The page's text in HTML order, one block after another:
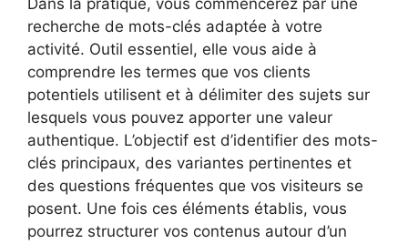
Dans la pratique, vous commencerez par une
recherche de mots-clés adaptée à votre
activité. Outil essentiel, elle vous aide à
comprendre les termes que vos clients
potentiels utilisent et à délimiter des sujets sur
lesquels vous pouvez apporter une valeur
authentique. L’objectif est d’identifier des mots-
clés principaux, des variantes pertinentes et
des questions fréquentes que vos visiteurs se
posent. Une fois ces éléments établis, vous
pourrez structurer vos contenus autour d’un